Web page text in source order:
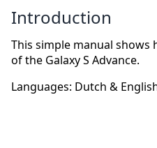
Introduction
This simple manual
of the Galaxy S Advance.
Languages: Dutch &